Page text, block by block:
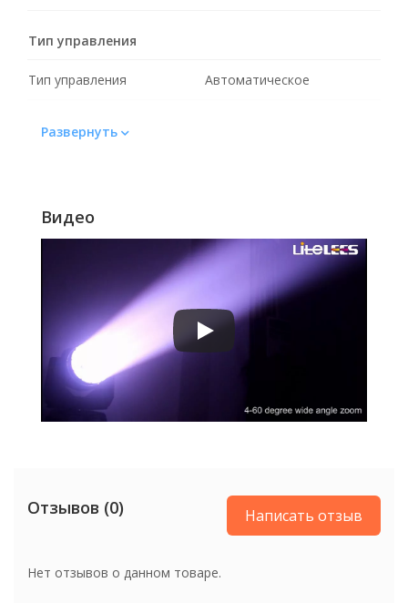
Тип управления
Тип управления Автоматическое
Цвет свечения
Количество
светодиодов
Количество светодиодов
Развернуть
Видео
Отзывов (0) Написать отзыв
Нет отзывов о данном товаре.